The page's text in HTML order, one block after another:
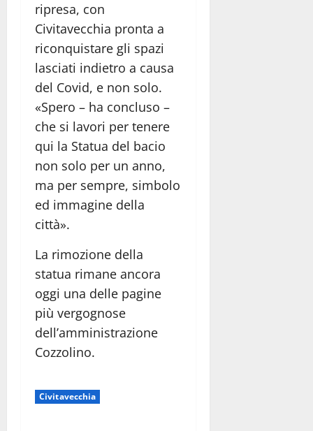
ripresa, con
Civitavecchia pronta a
riconquistare gli spazi
lasciati indietro a causa
del Covid, e non solo.
«Spero – ha concluso –
che si lavori per tenere
qui la Statua del bacio
non solo per un anno,
ma per sempre, simbolo
ed immagine della
città».
La rimozione della
statua rimane ancora
oggi una delle pagine
più vergognose
dell’amministrazione
Cozzolino.
Civitavecchia